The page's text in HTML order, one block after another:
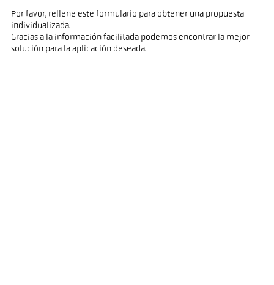
Por favor, rellene este formulario para obtener una propuesta
individualizada.
Gracias a la información facilitada podemos encontrar la mejor
solución para la aplicación deseada.